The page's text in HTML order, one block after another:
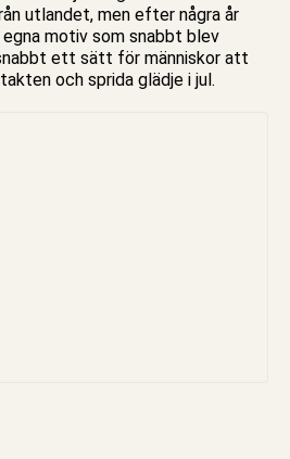
utlandet, men efter några år
motiv som snabbt blev
ett sätt för människor att
och sprida glädje i jul.